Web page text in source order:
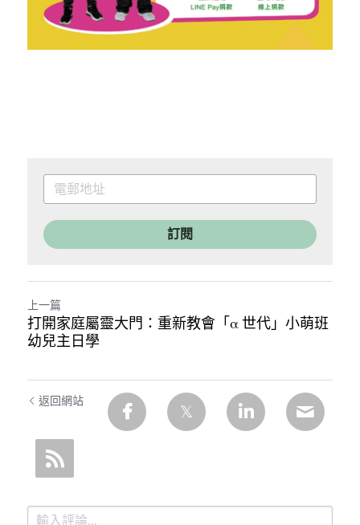
訂閱
上一篇
打開家庭屬靈大門：重新教會「α 世代」小萌班
幼兒主日學
返回網站